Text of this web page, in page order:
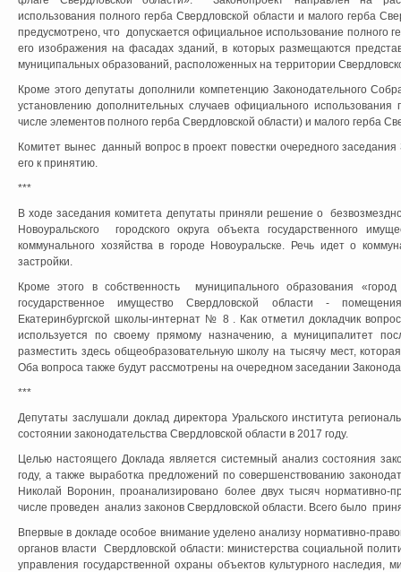
использования полного герба Свердловской области и малого герба
предусмотрено, что допускается официальное использование полного
его изображения на фасадах зданий, в которых размещаются
муниципальных образований, расположенных на территории
Кроме этого депутаты дополнили компетенцию Законодательного
установлению дополнительных случаев официального
числе элементов полного герба Свердловской области) и малого герба
Комитет вынес данный вопрос в проект повестки очередного
его к принятию.
***
В ходе заседания комитета депутаты приняли решение о
Новоуральского городского округа объекта государственного
коммунального хозяйства в городе Новоуральске. Речь идет о
застройки.
Кроме этого в собственность муниципального образования
государственное имущество Свердловской области -
Екатеринбургской школы-интернат № 8 . Как отметил докладчик
используется по своему прямому назначению, а муниципалитет
разместить здесь общеобразовательную школу на тысячу мест,
Оба вопроса также будут рассмотрены на очередном заседании
***
Депутаты заслушали доклад директора Уральского института
состоянии законодательства Свердловской области в 2017 году.
Целью настоящего Доклада является системный анализ состояния
году, а также выработка предложений по совершенствованию
Николай Воронин, проанализировано более двух тысяч нормативно-
числе проведен анализ законов Свердловской области. Всего было
Впервые в докладе особое внимание уделено анализу нормативно-
органов власти Свердловской области: министерства социальной
управления государственной охраны объектов культурного наследия,